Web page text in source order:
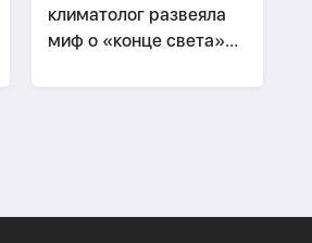
климатолог развеяла
миф о «конце света»